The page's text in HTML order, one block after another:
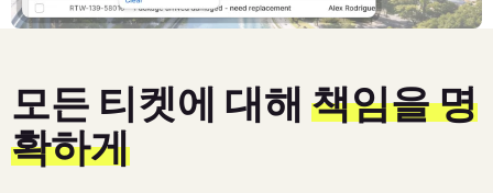
모든 티켓에 대해 책임을 명
확하게